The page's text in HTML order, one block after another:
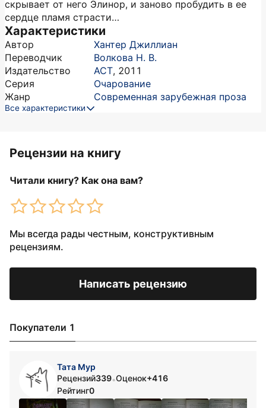
скрывает от него Элинор, и заново пробудить в ее
сердце пламя страсти…
Характеристики
Автор
Хантер Джиллиан
Переводчик
Волкова Н. В.
Издательство
АСТ, 2011
Серия
Очарование
Жанр
Современная зарубежная проза
Все характеристики
Рецензии на книгу
Читали книгу? Как она вам?
Мы всегда рады честным, конструктивным
рецензиям.
Написать рецензию
Покупатели 1
Тата Мур
Рецензий339•Оценок+416
Рейтинг0